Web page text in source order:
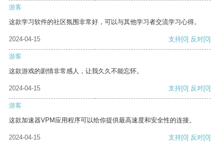
游客
这款学习软件的社区氛围非常好，可以与其他学习者交流学习心得。
2024-04-15 支持[0] 反对[0]
游客
这款游戏的剧情非常感人，让我久久不能忘怀。
2024-04-15 支持[0] 反对[0]
游客
这款加速器VPM应用程序可以给你提供最高速度和安全性的连接。
2024-04-15 支持[0] 反对[0]